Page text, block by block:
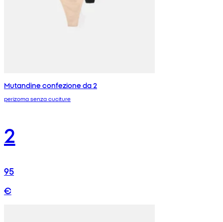
Mutandine confezione da 2
perizoma senza cuciture
2
95
€